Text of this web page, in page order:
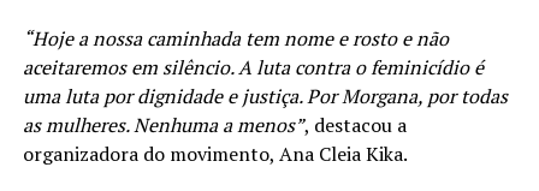
“Hoje a nossa caminhada tem nome e rosto e não
aceitaremos em silêncio. A luta contra o feminicídio é
uma luta por dignidade e justiça. Por Morgana, por todas
as mulheres. Nenhuma a menos”, destacou a
organizadora do movimento, Ana Cleia Kika.